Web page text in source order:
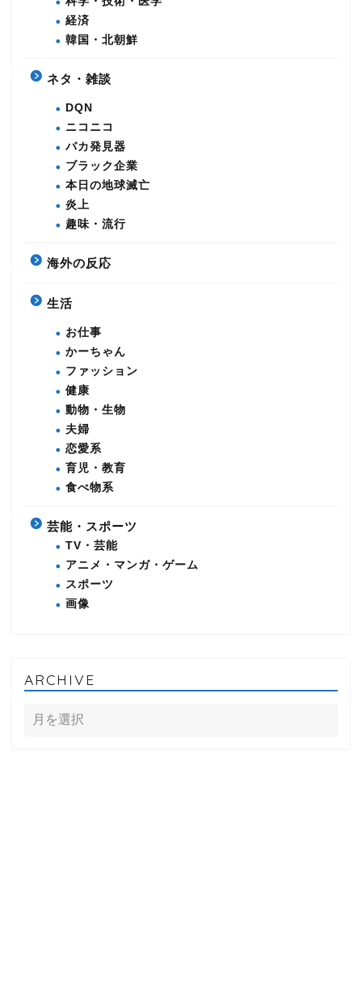
経済
韓国・北朝鮮
ネタ・雑談
DQN
ニコニコ
バカ発見器
ブラック企業
本日の地球滅亡
炎上
趣味・流行
海外の反応
生活
お仕事
かーちゃん
ファッション
健康
動物・生物
夫婦
恋愛系
育児・教育
食べ物系
芸能・スポーツ
TV・芸能
アニメ・マンガ・ゲーム
スポーツ
画像
ARCHIVE